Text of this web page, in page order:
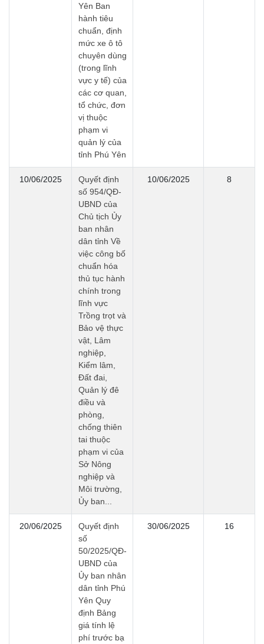
Yên Ban
hành tiêu
chuẩn, định
mức xe ô tô
chuyên dùng
(trong lĩnh
vực y tế) của
các cơ quan,
tổ chức, đơn
vị thuộc
phạm vi
quản lý của
tỉnh Phú Yên
10/06/2025
Quyết định
số 954/QĐ-
UBND của
Chủ tịch Ủy
ban nhân
dân tỉnh Về
việc công bố
chuẩn hóa
thủ tục hành
chính trong
lĩnh vực
Trồng trọt và
Bảo vệ thực
vật, Lâm
nghiệp,
Kiểm lâm,
Đất đai,
Quản lý đê
điều và
phòng,
chống thiên
tai thuộc
phạm vi của
Sở Nông
nghiệp và
Môi trường,
Ủy ban...
10/06/2025 8
20/06/2025
Quyết định
số
50/2025/QĐ-
UBND của
Ủy ban nhân
dân tỉnh Phú
Yên Quy
định Bảng
giá tính lệ
phí trước bạ
30/06/2025 16